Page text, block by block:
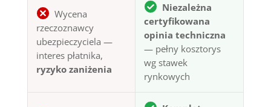
Wycena
rzeczoznawcy
ubezpieczyciela —
interes płatnika,
ryzyko zaniżenia
Niezależna
certyfikowana
opinia techniczna
— pełny kosztorys
wg stawek
rynkowych